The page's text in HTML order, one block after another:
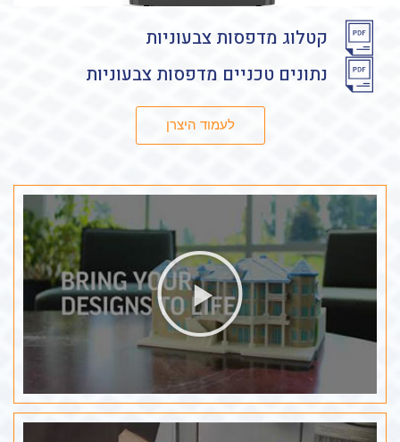
קטלוג מדפסות צבעוניות
נתונים טכניים מדפסות צבעוניות
לעמוד היצרן